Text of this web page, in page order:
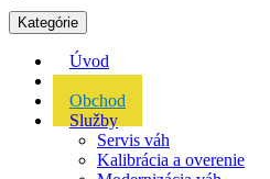
Kategórie
Úvod
Akcie
Obchod
Služby
Servis váh
Kalibrácia a overenie